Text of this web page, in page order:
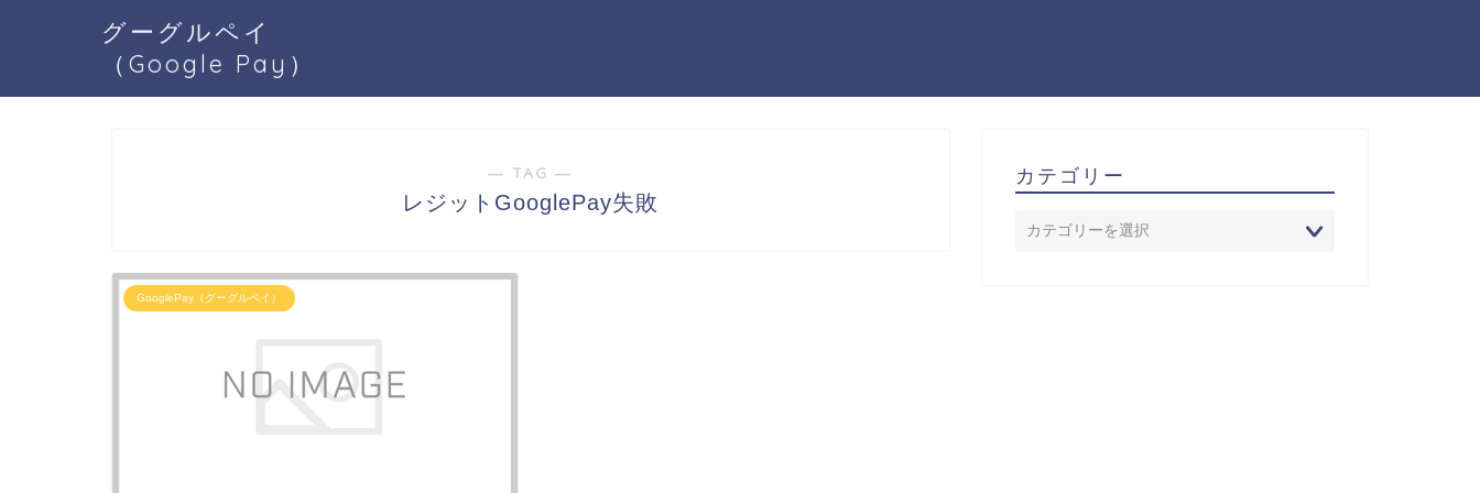
グーグルペイ
（Google Pay）
― TAG ―
レジットGooglePay失敗
GooglePay（グーグルペイ）
カテゴリー